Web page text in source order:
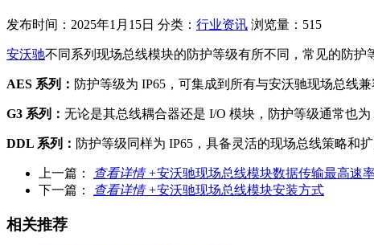
发布时间：2025年1月15日 分类： 行业资讯 浏览量：515
安沃驰不同系列现场总线模块的防护等级有所不同，常见的防护
AES 系列： 防护等级为 IP65，可集成到所有与安沃驰现场总线
G3 系列： 无论是其总线耦合器还是 I/O 模块，防护等级通常也
DDL 系列： 防护等级同样为 IP65，具备灵活的现场总线策略和扩
上一篇： 查看详情 +安沃驰现场总线模块数据传输最高速
下一篇：
查看详情 +安沃驰现场总线模块安装方式
相关推荐